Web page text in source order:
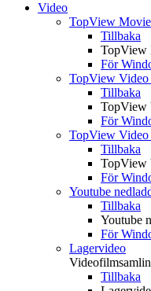
Video
TopView
Tillbaka
TopView
För
TopView Video
Tillbaka
TopView
För
TopView Video
Tillbaka
TopView
För
Youtube
Tillbaka
Youtube
För
Lagervideo
Tillbaka